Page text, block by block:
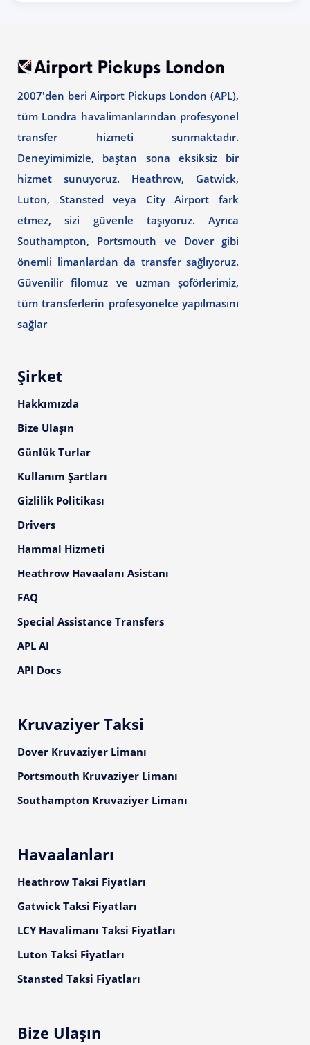
2007'den beri Airport Pickups London (APL),
tüm Londra havalimanlarından profesyonel
transfer hizmeti sunmaktadır.
Deneyimimizle, baştan sona eksiksiz bir
hizmet sunuyoruz. Heathrow, Gatwick,
Luton, Stansted veya City Airport fark
etmez, sizi güvenle taşıyoruz. Ayrıca
Southampton, Portsmouth ve Dover gibi
önemli limanlardan da transfer sağlıyoruz.
Güvenilir filomuz ve uzman şoförlerimiz,
tüm transferlerin profesyonelce yapılmasını
sağlar
Şirket
Hakkımızda
Bize Ulaşın
Günlük Turlar
Kullanım Şartları
Gizlilik Politikası
Drivers
Hammal Hizmeti
Heathrow Havaalanı Asistanı
FAQ
Special Assistance Transfers
APL AI
API Docs
Kruvaziyer Taksi
Dover Kruvaziyer Limanı
Portsmouth Kruvaziyer Limanı
Southampton Kruvaziyer Limanı
Havaalanları
Heathrow Taksi Fiyatları
Gatwick Taksi Fiyatları
LCY Havalimanı Taksi Fiyatları
Luton Taksi Fiyatları
Stansted Taksi Fiyatları
Bize Ulaşın